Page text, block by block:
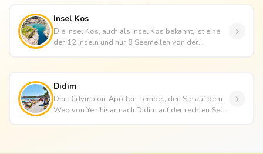
Insel Kos
Die Insel Kos, auch als Insel Kos bekannt, ist eine
der 12 Inseln und nur 8 Seemeilen von der
Didim
Der Didymaion-Apollon-Tempel, den Sie auf dem
Weg von Yenihisar nach Didim auf der rechten Seite